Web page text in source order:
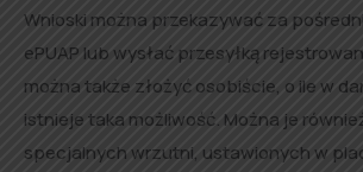
Wnioski można przekazywać za
ePUAP lub wysłać przesyłką
można także złożyć osobiście, o ile w
istnieje taka możliwość. Można je
specjalnych wrzutni, ustawionych w